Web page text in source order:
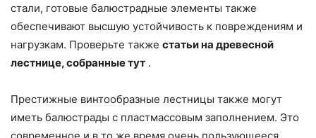
стали, готовые балюстрадные элементы также
обеспечивают высшую устойчивость к повреждениям и
нагрузкам. Проверьте также статьи на древесной
лестнице, собранные тут .
Престижные винтообразные лестницы также могут
иметь балюстрады с пластмассовым заполнением. Это
современное и в то же время очень пользующееся